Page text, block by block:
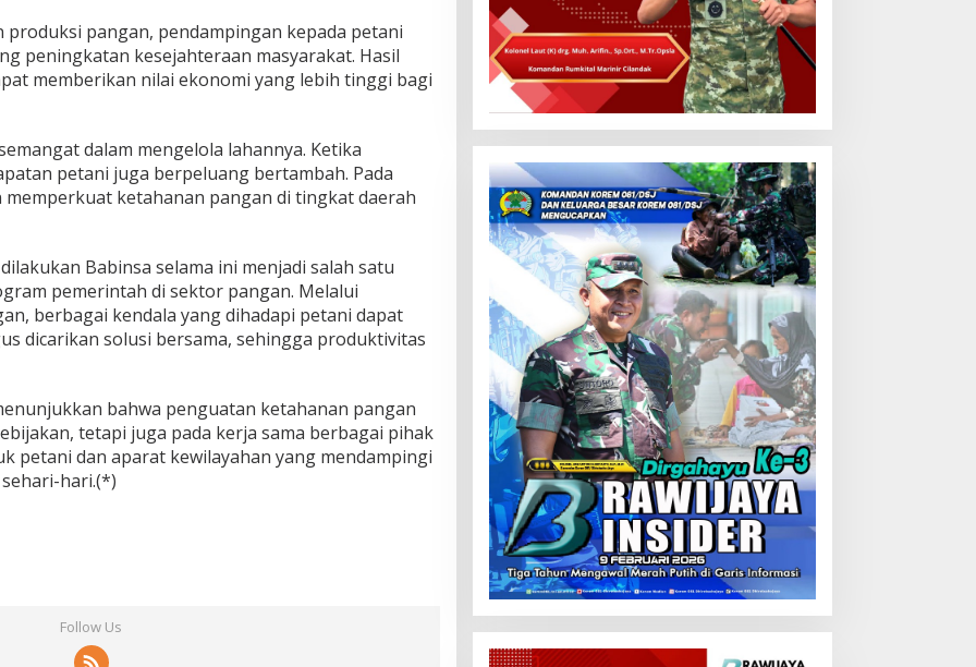
pangan, pendampingan kepada petani
peningkatan kesejahteraan masyarakat. Hasil
memberikan nilai ekonomi yang lebih tinggi bagi
dalam mengelola lahannya. Ketika
petani juga berpeluang bertambah. Pada
ketahanan pangan di tingkat daerah
Babinsa selama ini menjadi salah satu
pemerintah di sektor pangan. Melalui
berbagai kendala yang dihadapi petani dapat
dicarikan solusi bersama, sehingga produktivitas
bahwa penguatan ketahanan pangan
tetapi juga pada kerja sama berbagai pihak
petani dan aparat kewilayahan yang mendampingi
hari.(*)
Follow Us